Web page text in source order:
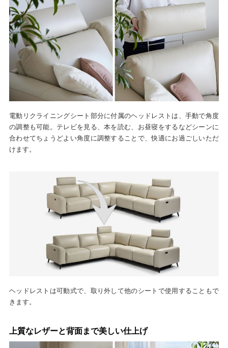
電動リクライニングシート部分に付属のヘッドレストは、手動で角度
の調整も可能。テレビを見る、本を読む、お昼寝をするなどシーンに
合わせてちょうどよい角度に調整することで、快適にお過ごしいただ
けます。
ヘッドレストは可動式で、取り外して他のシートで使用することもで
きます。
上質なレザーと背面まで美しい仕上げ